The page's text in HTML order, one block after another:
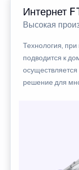
Интернет
Высокая
Технология,
подводится к
решение для